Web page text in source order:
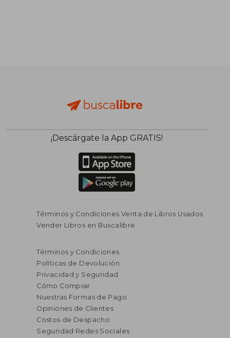
¡Descárgate la App GRATIS!
Términos y Condiciones Venta de Libros Usados
Vender Libros en Buscalibre
Términos y Condiciones
Políticas de Devolución
Privacidad y Seguridad
Cómo Comprar
Nuestras Formas de Pago
Opiniones de Clientes
Costos de Despacho
Seguridad Redes Sociales